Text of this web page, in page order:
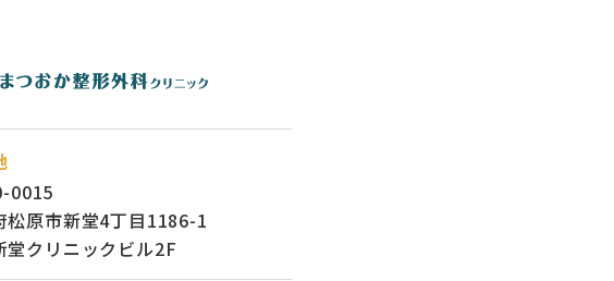
0015
松原市新堂4丁目1186-1
堂クリニックビル2F